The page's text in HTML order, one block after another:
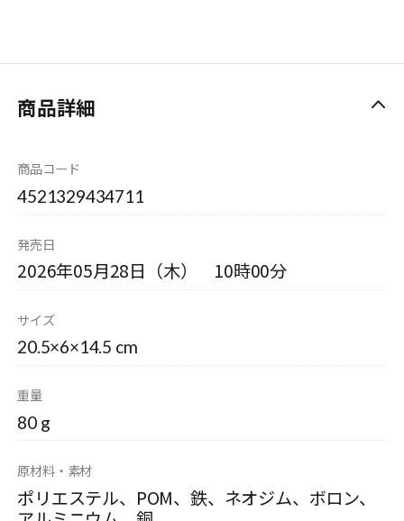
商品詳細
商品コード
4521329434711
発売日
2026年05月28日（木） 10時00分
サイズ
20.5×6×14.5 cm
重量
80 g
原材料・素材
ポリエステル、POM、鉄、ネオジム、ボロン、